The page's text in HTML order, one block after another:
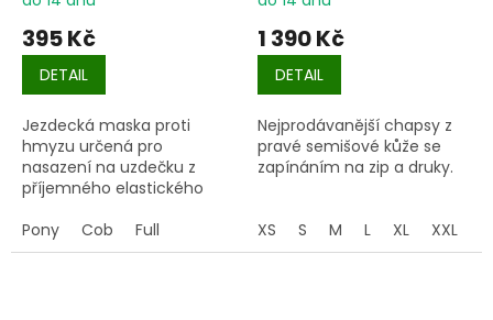
395 Kč
DETAIL
Jezdecká maska proti
hmyzu určená pro
nasazení na uzdečku z
příjemného elastického
oči z velmi pevné síťoviny,
která na ně nelehá.
Pony Cob Full
1 390 Kč
DETAIL
Nejprodávanější chapsy z
pravé semišové kůže se
zapínáním na zip a druky.
XS S M L XL XXL